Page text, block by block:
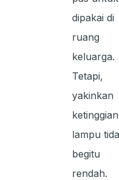
dipakai di
ruang
keluarga.
Tetapi,
yakinkan
ketinggian
lampu
begitu
rendah.